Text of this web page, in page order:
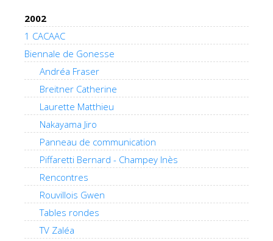
2002
1 CACAAC
Biennale de Gonesse
Andréa Fraser
Breitner Catherine
Laurette Matthieu
Nakayama Jiro
Panneau de communication
Piffaretti Bernard - Champey Inès
Rencontres
Rouvillois Gwen
Tables rondes
TV Zaléa